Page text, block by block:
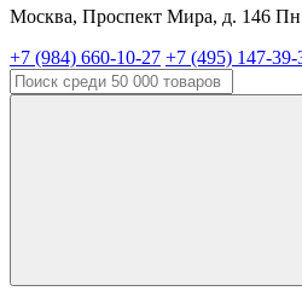
Москва, Проспект Мира, д. 146 Пн
+7 (984) 660-10-27 +7 (495) 147-39-